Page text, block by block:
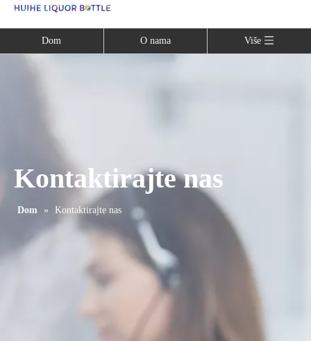
Dom O nama Više
Kontaktirajte nas
Dom » Kontaktirajte nas